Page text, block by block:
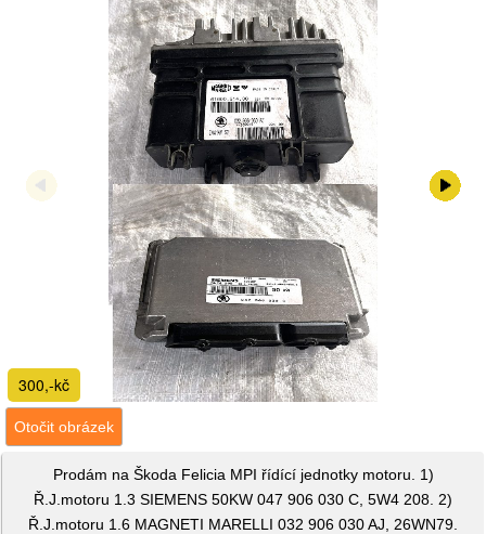
300,-kč
Otočit obrázek
Prodám na Škoda Felicia MPI řídící jednotky motoru. 1)
Ř.J.motoru 1.3 SIEMENS 50KW 047 906 030 C, 5W4 208. 2)
Ř.J.motoru 1.6 MAGNETI MARELLI 032 906 030 AJ, 26WN79.